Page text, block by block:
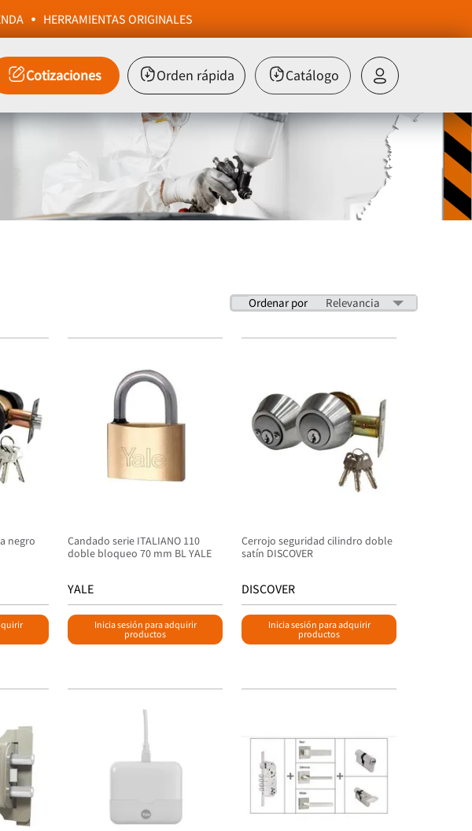
HERRAMIENTAS ORIGINALES
Cotizaciones Orden rápida Catálogo
Ordenar por Relevancia
negro
Candado serie ITALIANO 110
doble bloqueo 70 mm BL YALE
YALE
Inicia sesión para adquirir
productos
Cerrojo seguridad cilindro doble
satín DISCOVER
DISCOVER
Inicia sesión para adquirir
productos